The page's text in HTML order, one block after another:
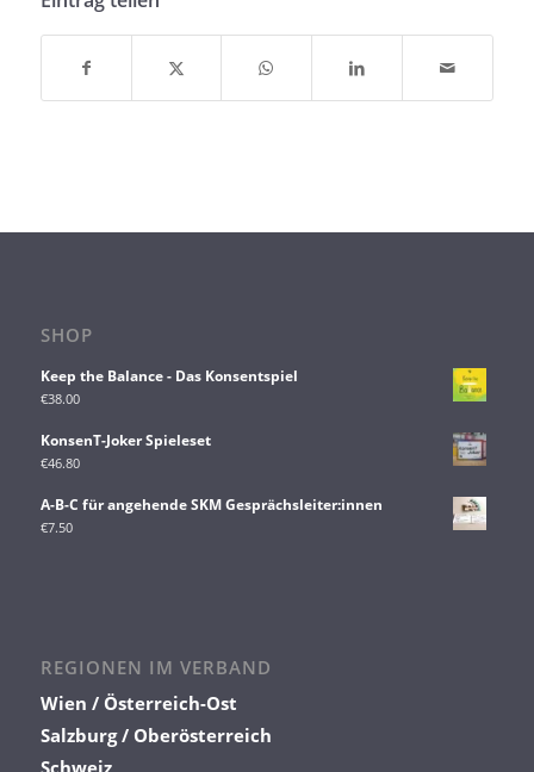
SHOP
Keep the Balance - Das Konsentspiel
€38.00
KonsenT-Joker Spieleset
€46.80
A-B-C für angehende SKM Gesprächsleiter:innen
€7.50
REGIONEN IM VERBAND
Wien / Österreich-Ost
Salzburg / Oberösterreich